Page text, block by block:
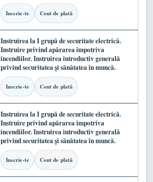
Inscrie-te Cont de plată
Instruirea la I grupă de securitate electrică.
Instruire privind apărarea împotriva
incendiilor. Instruirea introductiv generală
privind securitatea și sănătatea în muncă.
Inscrie-te Cont de plată
Instruirea la I grupă de securitate electrică.
Instruire privind apărarea împotriva
incendiilor. Instruirea introductiv generală
privind securitatea și sănătatea în muncă.
Inscrie-te Cont de plată